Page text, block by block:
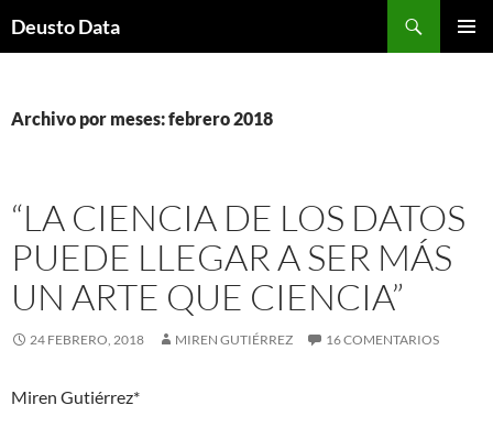
Deusto Data
Archivo por meses: febrero 2018
“LA CIENCIA DE LOS DATOS
PUEDE LLEGAR A SER MÁS
UN ARTE QUE CIENCIA”
24 FEBRERO, 2018 MIREN GUTIÉRREZ 16 COMENTARIOS
Miren Gutiérrez*